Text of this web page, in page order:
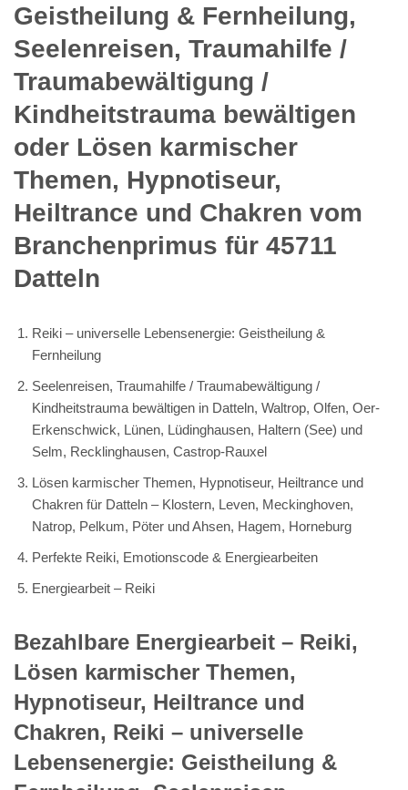
Geistheilung & Fernheilung,
Seelenreisen, Traumahilfe /
Traumabewältigung /
Kindheitstrauma bewältigen
oder Lösen karmischer
Themen, Hypnotiseur,
Heiltrance und Chakren vom
Branchenprimus für 45711
Datteln
Reiki – universelle Lebensenergie: Geistheilung &
Fernheilung
Seelenreisen, Traumahilfe / Traumabewältigung /
Kindheitstrauma bewältigen in Datteln, Waltrop, Olfen, Oer-
Erkenschwick, Lünen, Lüdinghausen, Haltern (See) und
Selm, Recklinghausen, Castrop-Rauxel
Lösen karmischer Themen, Hypnotiseur, Heiltrance und
Chakren für Datteln – Klostern, Leven, Meckinghoven,
Natrop, Pelkum, Pöter und Ahsen, Hagem, Horneburg
Perfekte Reiki, Emotionscode & Energiearbeiten
Energiearbeit – Reiki
Bezahlbare Energiearbeit – Reiki,
Lösen karmischer Themen,
Hypnotiseur, Heiltrance und
Chakren, Reiki – universelle
Lebensenergie: Geistheilung &